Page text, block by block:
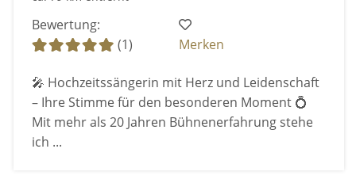
Bewertung:
(1)
Merken
🎤 Hochzeitssängerin mit Herz und Leidenschaft
– Ihre Stimme für den besonderen Moment 💍
Mit mehr als 20 Jahren Bühnenerfahrung stehe
ich ...